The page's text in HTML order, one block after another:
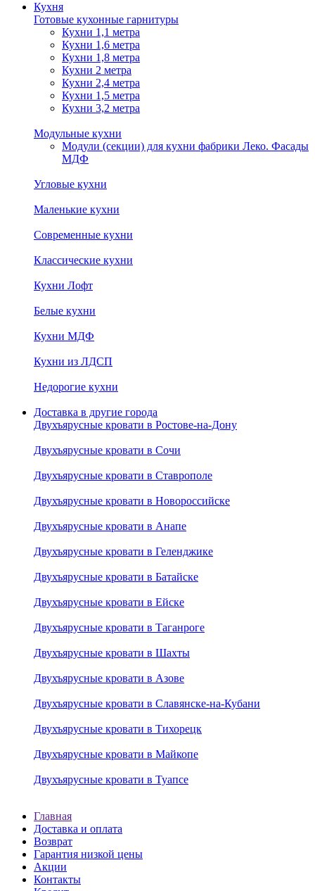
Кухня
Готовые кухонные гарнитуры
Кухни 1,1 метра
Кухни 1,6 метра
Кухни 1,8 метра
Кухни 2 метра
Кухни 2,4 метра
Кухни 1,5 метра
Кухни 3,2 метра
Модульные кухни
Модули (секции) для кухни фабрики Леко. Фасады
МДФ
Угловые кухни
Маленькие кухни
Современные кухни
Классические кухни
Кухни Лофт
Белые кухни
Кухни МДФ
Кухни из ЛДСП
Недорогие кухни
Доставка в другие города
Двухъярусные кровати в Ростове-на-Дону
Двухъярусные кровати в Сочи
Двухъярусные кровати в Ставрополе
Двухъярусные кровати в Новороссийске
Двухъярусные кровати в Анапе
Двухъярусные кровати в Геленджике
Двухъярусные кровати в Батайске
Двухъярусные кровати в Ейске
Двухъярусные кровати в Таганроге
Двухъярусные кровати в Шахты
Двухъярусные кровати в Азове
Двухъярусные кровати в Славянске-на-Кубани
Двухъярусные кровати в Тихорецк
Двухъярусные кровати в Майкопе
Двухъярусные кровати в Туапсе
Главная
Доставка и оплата
Возврат
Гарантия низкой цены
Акции
Контакты